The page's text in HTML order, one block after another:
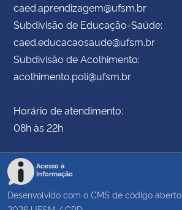
caed.aprendizagem@ufsm.br
Subdivisão de Educação-Saúde:
caed.educacaosaude@ufsm.br
Subdivisão de Acolhimento:
acolhimento.poli@ufsm.br
Horário de atendimento:
08h às 22h
Acesso à
Informação
Desenvolvido com o CMS de código aberto